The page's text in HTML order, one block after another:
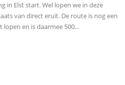
in Elst start. Wel lopen we in deze
van direct eruit. De route is nog een
lopen en is daarmee 500…